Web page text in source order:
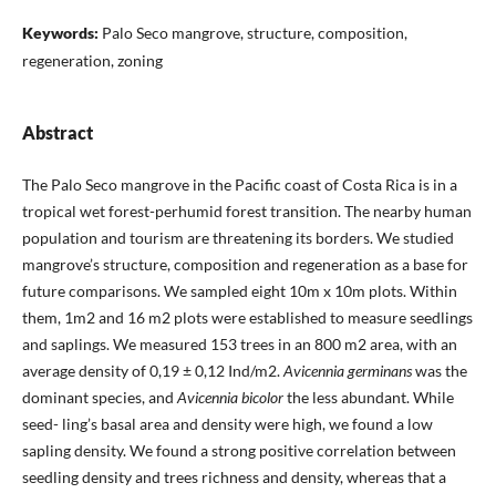
Keywords: Palo Seco mangrove, structure, composition,
regeneration, zoning
Abstract
The Palo Seco mangrove in the Pacific coast of Costa Rica is in a
tropical wet forest-perhumid forest transition. The nearby human
population and tourism are threatening its borders. We studied
mangrove’s structure, composition and regeneration as a base for
future comparisons. We sampled eight 10m x 10m plots. Within
them, 1m2 and 16 m2 plots were established to measure seedlings
and saplings. We measured 153 trees in an 800 m2 area, with an
average density of 0,19 ± 0,12 Ind/m2.Avicennia germinanswas the
dominant species, and Avicennia bicolorthe less abundant. While
seed- ling’s basal area and density were high, we found a low
sapling density. We found a strong positive correlation between
seedling density and trees richness and density, whereas that a